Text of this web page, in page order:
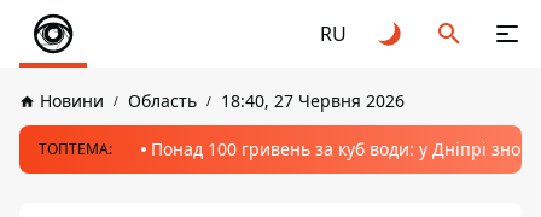
RU
Новини Область 18:40, 27 Червня 2026
ТОПТЕМА: Понад 100 гривень за куб води: у Дніпрі